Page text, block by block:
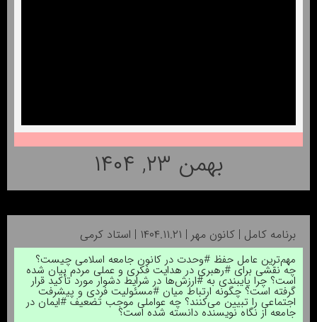
بهمن ۲۳, ۱۴۰۴
برنامه کامل | کانون مهر | ۱۴۰۴.۱۱.۲۱ | استاد کرمی
مهم‌ترین عامل حفظ #وحدت در کانون جامعه اسلامی چیست؟
چه نقشی برای #رهبری در هدایت فکری و عملی مردم بیان شده
است؟ چرا پایبندی به #ارزش‌ها در شرایط دشوار مورد تأکید قرار
گرفته است؟ چگونه ارتباط میان #مسئولیت فردی و پیشرفت
اجتماعی را تبیین می‌کنند؟ چه عواملی موجب تضعیف #ایمان در
جامعه از نگاه نویسنده دانسته شده است؟